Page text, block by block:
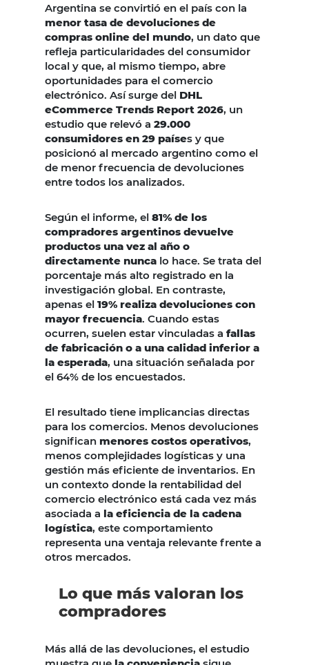
Argentina se convirtió en el país con la
menor tasa de devoluciones de
compras online del mundo, un dato que
refleja particularidades del consumidor
local y que, al mismo tiempo, abre
oportunidades para el comercio
electrónico. Así surge del DHL
eCommerce Trends Report 2026, un
estudio que relevó a 29.000
consumidores en 29 países y que
posicionó al mercado argentino como el
de menor frecuencia de devoluciones
entre todos los analizados.
Según el informe, el 81% de los
compradores argentinos devuelve
productos una vez al año o
directamente nunca lo hace. Se trata del
porcentaje más alto registrado en la
investigación global. En contraste,
apenas el 19% realiza devoluciones con
mayor frecuencia. Cuando estas
ocurren, suelen estar vinculadas a fallas
de fabricación o a una calidad inferior a
la esperada, una situación señalada por
el 64% de los encuestados.
El resultado tiene implicancias directas
para los comercios. Menos devoluciones
significan menores costos operativos,
menos complejidades logísticas y una
gestión más eficiente de inventarios. En
un contexto donde la rentabilidad del
comercio electrónico está cada vez más
asociada a la eficiencia de la cadena
logística, este comportamiento
representa una ventaja relevante frente a
otros mercados.
Lo que más valoran los
compradores
Más allá de las devoluciones, el estudio